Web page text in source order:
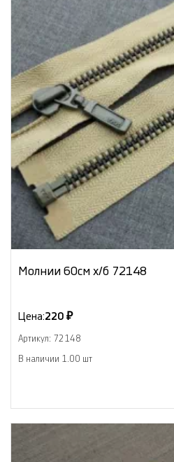
Молнии 60см х/б 72148
Цена:220 ₽
Артикул: 72148
В наличии 1.00 шт